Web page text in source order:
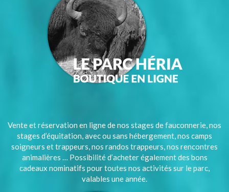
Vente et réservation en ligne de nos stages de fauconnerie, nos
stages d’équitation, avec ou sans hébergement, nos camps
soigneurs et trappeurs, nos randos trappeurs, nos rencontres
animalières … Possibilité d’acheter également des bons
cadeaux nominatifs pour toutes nos activités sur le parc,
valables une année.